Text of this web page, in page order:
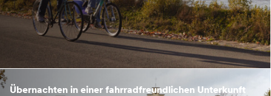
Übernachten in einer fahrradfreundlichen Unterkunft